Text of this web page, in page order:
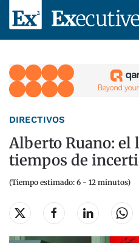
Skip to main content
DIRECTIVOS
Alberto Ruano: el
tiempos de
(Tiempo estimado: 6 - 12 minutos)